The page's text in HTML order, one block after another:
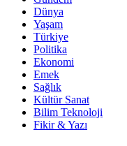
Dünya
Yaşam
Türkiye
Politika
Ekonomi
Emek
Sağlık
Kültür Sanat
Bilim Teknoloji
Fikir & Yazı